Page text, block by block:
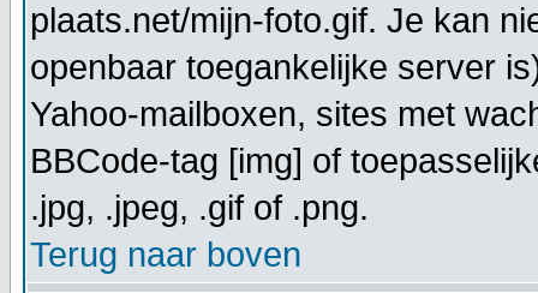
plaats.net/mijn-foto.gif. Je kan
openbaar toegankelijke server
Yahoo-mailboxen, sites met
BBCode-tag [img] of
.jpg, .jpeg, .gif of .png.
Terug naar boven